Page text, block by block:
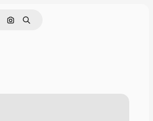
Cerca per immagine
Ricerca